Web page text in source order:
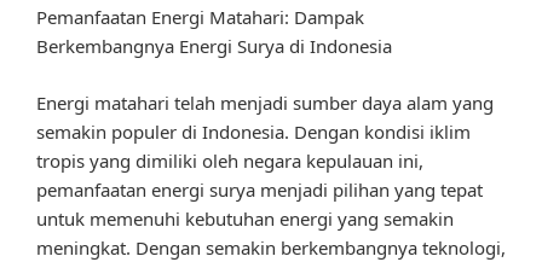
Pemanfaatan Energi Matahari: Dampak
Berkembangnya Energi Surya di Indonesia
Energi matahari telah menjadi sumber daya alam yang
semakin populer di Indonesia. Dengan kondisi iklim
tropis yang dimiliki oleh negara kepulauan ini,
pemanfaatan energi surya menjadi pilihan yang tepat
untuk memenuhi kebutuhan energi yang semakin
meningkat. Dengan semakin berkembangnya teknologi,